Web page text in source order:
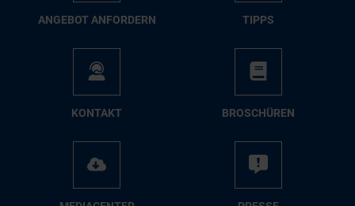
AN­GE­BOT AN­FOR­DERN TIPPS
KON­TAKT BRO­SCHÜ­REN